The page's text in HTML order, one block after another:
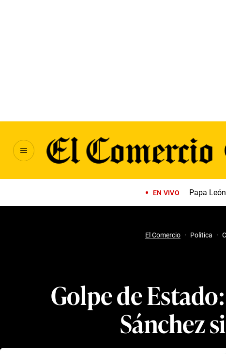
EN VIVO Papa
El Comercio · Politica ·
Golpe de
Sánchez